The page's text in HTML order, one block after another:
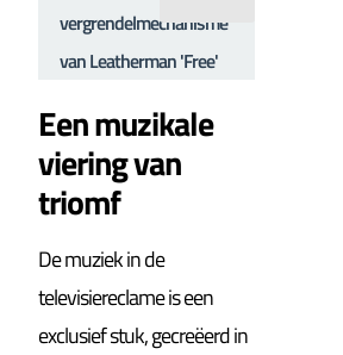
vergrendelmechanisme
van Leatherman 'Free'
Een muzikale
viering van
triomf
De muziek in de
televisiereclame is een
exclusief stuk, gecreëerd in